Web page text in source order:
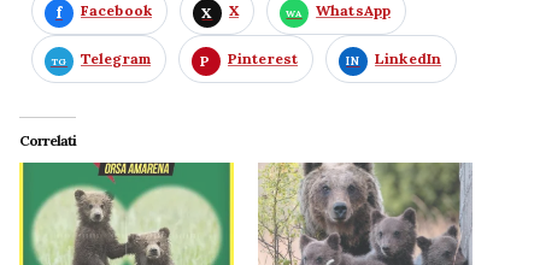
Facebook X WhatsApp
Telegram Pinterest LinkedIn
Correlati